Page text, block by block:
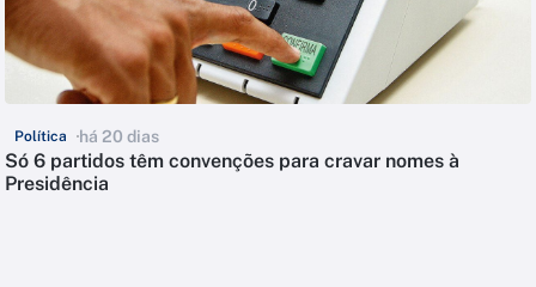
Política há 20 dias
Só 6 partidos têm convenções para cravar nomes à
Presidência